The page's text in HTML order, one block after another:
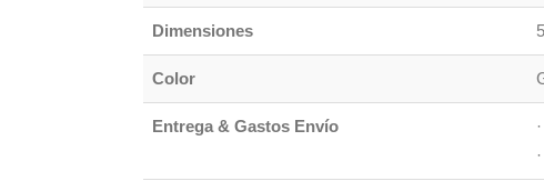
Dimensiones
Color
Entrega & Gastos Envío